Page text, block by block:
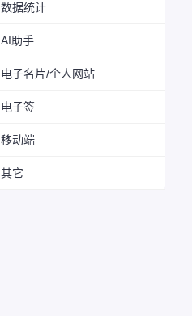
数据统计
AI助手
电子名片/个人网站
电子签
移动端
其它